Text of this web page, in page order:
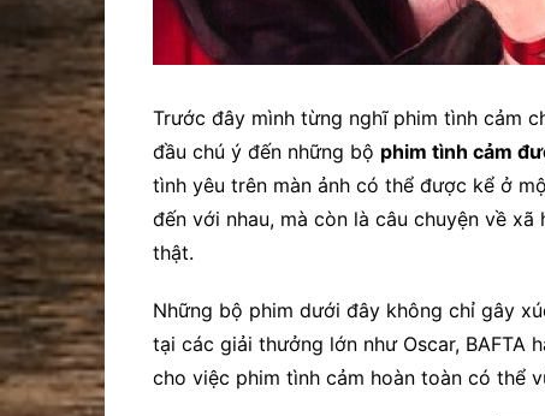
Trước đây mình từng nghĩ phim tình cảm
đầu chú ý đến những bộ phim tình cảm
tình yêu trên màn ảnh có thể được kể ở
đến với nhau, mà còn là câu chuyện về
thật.
Những bộ phim dưới đây không chỉ gây
tại các giải thưởng lớn như Oscar, BAFTA
cho việc phim tình cảm hoàn toàn có thể